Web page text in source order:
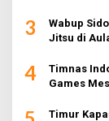
3
Wabup
Jitsu di
4
Timnas
Games
Timur